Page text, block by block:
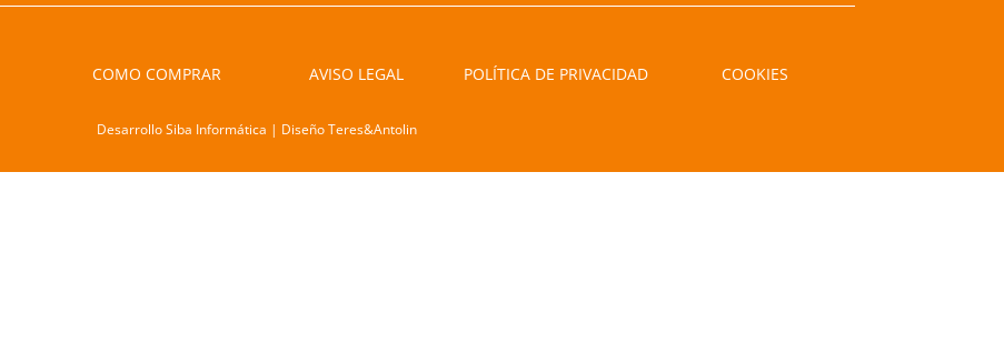
COMO COMPRAR AVISO LEGAL POLÍTICA DE PRIVACIDAD COOKIES
Desarrollo Siba Informática | Diseño Teres&Antolin